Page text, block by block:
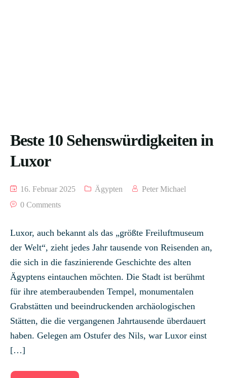
Beste 10 Sehenswürdigkeiten in
Luxor
16. Februar 2025 Ägypten
Peter Michael
0 Comments
Luxor, auch bekannt als das „größte Freiluftmuseum
der Welt“, zieht jedes Jahr tausende von Reisenden an,
die sich in die faszinierende Geschichte des alten
Ägyptens eintauchen möchten. Die Stadt ist berühmt
für ihre atemberaubenden Tempel, monumentalen
Grabstätten und beeindruckenden archäologischen
Stätten, die die vergangenen Jahrtausende überdauert
haben. Gelegen am Ostufer des Nils, war Luxor einst
[…]